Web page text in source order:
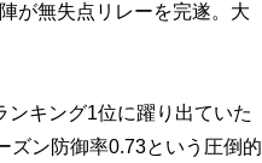
が無失点リレーを完遂。大
キング1位に躍り出ていた
ズン防御率0.73という圧倒的